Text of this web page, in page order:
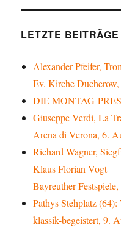
LETZTE BEITRÄGE
Alexander Pfeifer,
Ev. Kirche
DIE MONTAG-
Giuseppe Verdi, La
Arena di Verona, 6.
Richard Wagner,
Klaus Florian Vogt
Bayreuther
Pathys Stehplatz
klassik-begeistert, 9.